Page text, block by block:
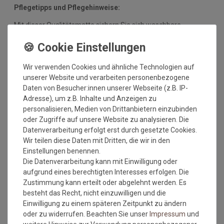
Pflegetipps und Pflegehinweise:
Mit dieser Qualitätsmatte sichern Sie sich waschbare
hochwertigen Gummirückens sind die Fußmatten absolut
ruschfest. Einem sicheren Gebrauch auch auf
Fußbodenheizungen steht somit nichts mehr im Wege.
Vor dem ersten Gebrauch waschen Sie die Fußmatte separat
bei angegebener Temperatur mit Feinwaschmittel und legen
sie flach zum Trocknen aus. Dadurch richten sich die Fasern
auf, der Mattenflor wird aktiviert und transportbedingte Falten
und Knicke werden wieder glatt. Pflegen Sie so Ihre
Fußmatte regelmäßig und Sie werden überrascht sein, wie
viele Jahre Qualität und Farbe erhalten bleiben.
Waschtipps:
Matten, die nicht mehr in die Waschmaschine passen, können
mit einem Dampfstrahler (aus Entfernung) gereinigt werden
oder bei einer Wäscherei abgegeben werden. Ganz wichtig ist
auch, dass man die Matten nicht gefaltet und auch nicht mit
Wir verwenden Cookies und ähnliche Technologien auf
unserer Website und verarbeiten personenbezogene
Daten von Besucher:innen unserer Webseite (z.B. IP-
Adresse), um z.B. Inhalte und Anzeigen zu
personalisieren, Medien von Drittanbietern einzubinden
oder Zugriffe auf unsere Website zu analysieren. Die
Datenverarbeitung erfolgt erst durch gesetzte Cookies.
Wir teilen diese Daten mit Dritten, die wir in den
Einstellungen benennen.
Die Datenverarbeitung kann mit Einwilligung oder
aufgrund eines berechtigten Interesses erfolgen. Die
Zustimmung kann erteilt oder abgelehnt werden. Es
besteht das Recht, nicht einzuwilligen und die
Einwilligung zu einem späteren Zeitpunkt zu ändern
oder zu widerrufen. Beachten Sie unser Impressum und